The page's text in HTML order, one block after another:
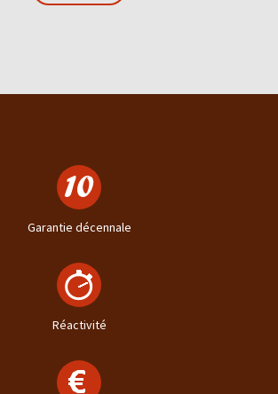
Garantie décennale
Réactivité